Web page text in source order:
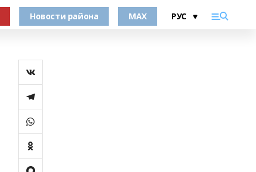
Новости района MAX